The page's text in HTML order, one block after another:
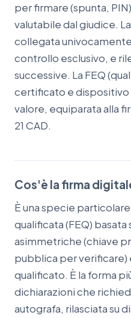
per firmare (spunta,
valutabile dal giudice.
collegata
controllo esclusivo, e
successive. La FEQ
certificato e dispositivo
valore, equiparata alla
21 CAD.
Cos'è la firma
È una specie
qualificata (FEQ)
asimmetriche (chiave
pubblica per verificare)
qualificato. È la forma
dichiarazioni che
autografa, rilasciata su